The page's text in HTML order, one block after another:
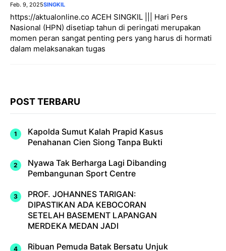
Feb. 9, 2025SINGKIL
https://aktualonline.co ACEH SINGKIL ||| Hari Pers
Nasional (HPN) disetiap tahun di peringati merupakan
momen peran sangat penting pers yang harus di hormati
dalam melaksanakan tugas
POST TERBARU
Kapolda Sumut Kalah Prapid Kasus
Penahanan Cien Siong Tanpa Bukti
Nyawa Tak Berharga Lagi Dibanding
Pembangunan Sport Centre
PROF. JOHANNES TARIGAN:
DIPASTIKAN ADA KEBOCORAN
SETELAH BASEMENT LAPANGAN
MERDEKA MEDAN JADI
Ribuan Pemuda Batak Bersatu Unjuk